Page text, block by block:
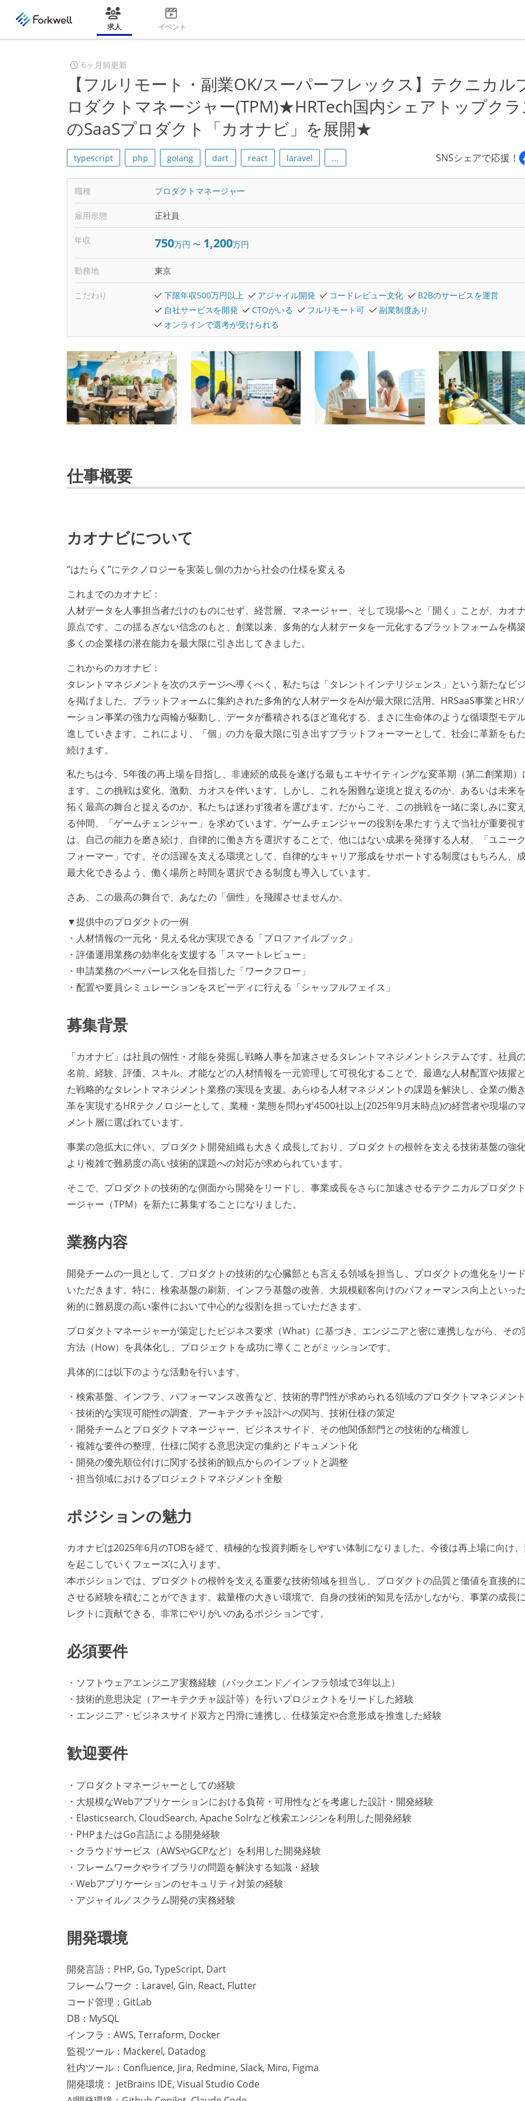
求人 イベント
6ヶ月前更新
【フルリモート・副業OK/スーパーフレックス】テクニカル
ロダクトマネージャー(TPM)★HRTech国内シェアトップクラ
のSaaSプロダクト「カオナビ」を展開★
typescript php golang dart react laravel ... SNSシェアで応援！
職種 プロダクトマネージャー
雇用形態 正社員
年収 750万円 〜 1,200万円
勤務地 東京
こだわり 下限年収500万円以上 アジャイル開発 コードレビュー文化
B2Bのサービスを運営
自社サービスを開発
CTOがいる フルリモート可
副業制度あり
オンラインで選考が受けられる
仕事概要
カオナビについて
“はたらく”にテクノロジーを実装し個の力から社会の仕様を変える
これまでのカオナビ：
人材データを人事担当者だけのものにせず、経営層、マネージャー、そして現場へと「開く」ことが、カオ
原点です。この揺るぎない信念のもと、創業以来、多角的な人材データを一元化するプラットフォームを構築
多くの企業様の潜在能力を最大限に引き出してきました。
これからのカオナビ：
タレントマネジメントを次のステージへ導くべく、私たちは「タレントインテリジェンス」という新たなビ
を掲げました。プラットフォームに集約された多角的な人材データをAIが最大限に活用。HRSaaS事業とHR
ーション事業の強力な両輪が駆動し、データが蓄積されるほど進化する、まさに生命体のような循環型モデ
進していきます。これにより、「個」の力を最大限に引き出すプラットフォーマーとして、社会に革新をも
続けます。
私たちは今、5年後の再上場を目指し、非連続的成長を遂げる最もエキサイティングな変革期（第二創業期）
ます。この挑戦は変化、激動、カオスを伴います。しかし、これを困難な逆境と捉えるのか、あるいは未来
拓く最高の舞台と捉えるのか。私たちは迷わず後者を選びます。だからこそ、この挑戦を一緒に楽しみに変
る仲間、「ゲームチェンジャー」を求めています。ゲームチェンジャーの役割を果たすうえで当社が重要視
は、自己の能力を磨き続け、自律的に働き方を選択することで、他にはない成果を発揮する人材、「ユニー
フォーマー」です。その活躍を支える環境として、自律的なキャリア形成をサポートする制度はもちろん、
最大化できるよう、働く場所と時間を選択できる制度も導入しています。
さあ、この最高の舞台で、あなたの「個性」を飛躍させませんか。
▼提供中のプロダクトの一例
・人材情報の一元化・見える化が実現できる「プロファイルブック」
・評価運用業務の効率化を支援する「スマートレビュー」
・申請業務のペーパーレス化を目指した「ワークフロー」
・配置や要員シミュレーションをスピーディに行える「シャッフルフェイス」
募集背景
「カオナビ」は社員の個性・才能を発掘し戦略人事を加速させるタレントマネジメントシステムです。社員
名前、経験、評価、スキル、才能などの人材情報を一元管理して可視化することで、最適な人材配置や抜擢
た戦略的なタレントマネジメント業務の実現を支援。あらゆる人材マネジメントの課題を解決し、企業の働
革を実現するHRテクノロジーとして、業種・業態を問わず4500社以上(2025年9月末時点)の経営者や現場の
メント層に選ばれています。
事業の急拡大に伴い、プロダクト開発組織も大きく成長しており、プロダクトの根幹を支える技術基盤の強化
より複雑で難易度の高い技術的課題への対応が求められています。
そこで、プロダクトの技術的な側面から開発をリードし、事業成長をさらに加速させるテクニカルプロダク
ージャー（TPM）を新たに募集することになりました。
業務内容
開発チームの一員として、プロダクトの技術的な心臓部とも言える領域を担当し、プロダクトの進化をリー
いただきます。特に、検索基盤の刷新、インフラ基盤の改善、大規模顧客向けのパフォーマンス向上といっ
術的に難易度の高い案件において中心的な役割を担っていただきます。
プロダクトマネージャーが策定したビジネス要求（What）に基づき、エンジニアと密に連携しながら、その
方法（How）を具体化し、プロジェクトを成功に導くことがミッションです。
具体的には以下のような活動を行います。
・検索基盤、インフラ、パフォーマンス改善など、技術的専門性が求められる領域のプロダクトマネジメント
・技術的な実現可能性の調査、アーキテクチャ設計への関与、技術仕様の策定
・開発チームとプロダクトマネージャー、ビジネスサイド、その他関係部門との技術的な橋渡し
・複雑な要件の整理、仕様に関する意思決定の集約とドキュメント化
・開発の優先順位付けに関する技術的観点からのインプットと調整
・担当領域におけるプロジェクトマネジメント全般
ポジションの魅力
カオナビは2025年6月のTOBを経て、積極的な投資判断をしやすい体制になりました。今後は再上場に向け
を起こしていくフェーズに入ります。
本ポジションでは、プロダクトの根幹を支える重要な技術領域を担当し、プロダクトの品質と価値を直接的
させる経験を積むことができます。裁量権の大きい環境で、自身の技術的知見を活かしながら、事業の成長
レクトに貢献できる、非常にやりがいのあるポジションです。
必須要件
・ソフトウェアエンジニア実務経験（バックエンド／インフラ領域で3年以上）
・技術的意思決定（アーキテクチャ設計等）を行いプロジェクトをリードした経験
・エンジニア・ビジネスサイド双方と円滑に連携し、仕様策定や合意形成を推進した経験
歓迎要件
・プロダクトマネージャーとしての経験
・大規模なWebアプリケーションにおける負荷・可用性などを考慮した設計・開発経験
・Elasticsearch, CloudSearch, Apache Solrなど検索エンジンを利用した開発経験
・PHPまたはGo言語による開発経験
・クラウドサービス（AWSやGCPなど）を利用した開発経験
・フレームワークやライブラリの問題を解決する知識・経験
・Webアプリケーションのセキュリティ対策の経験
・アジャイル／スクラム開発の実務経験
開発環境
開発言語：PHP, Go, TypeScript, Dart
フレームワーク：Laravel, Gin, React, Flutter
コード管理：GitLab
DB：MySQL
インフラ：AWS, Terraform, Docker
監視ツール：Mackerel, Datadog
社内ツール：Confluence, Jira, Redmine, Slack, Miro, Figma
開発環境： JetBrains IDE, Visual Studio Code